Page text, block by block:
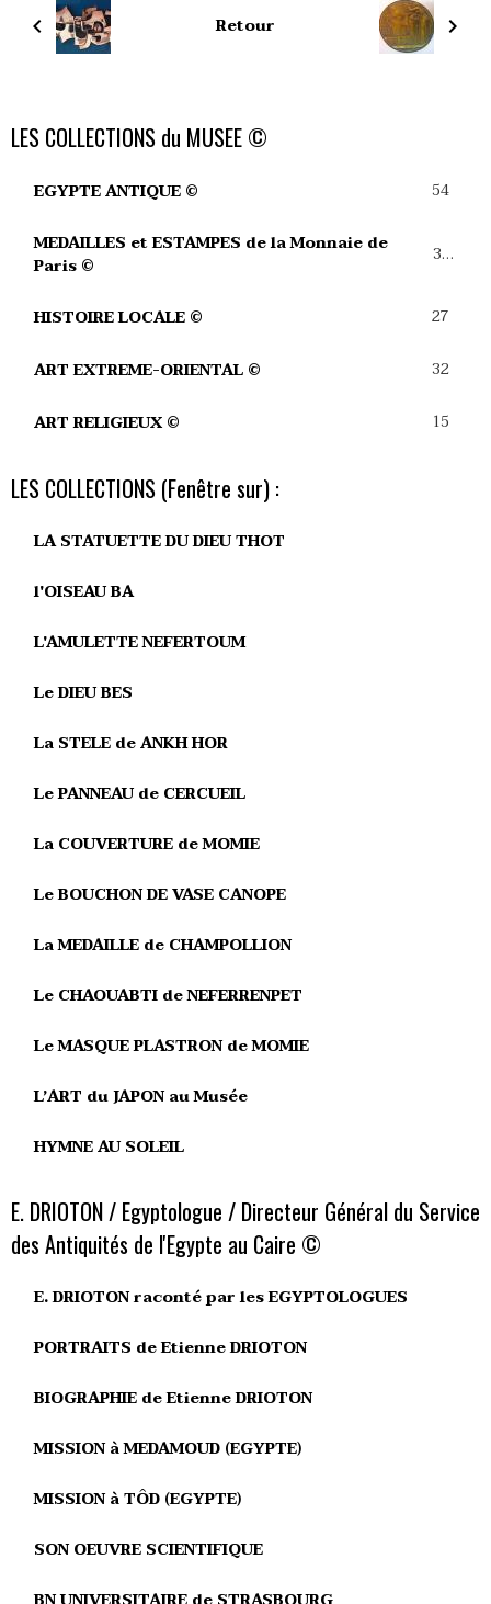
Retour
LES COLLECTIONS du MUSEE ©
EGYPTE ANTIQUE © 54
MEDAILLES et ESTAMPES de la Monnaie de
Paris ©
39
HISTOIRE LOCALE © 27
ART EXTREME-ORIENTAL © 32
ART RELIGIEUX © 15
LES COLLECTIONS (Fenêtre sur) :
LA STATUETTE DU DIEU THOT
l'OISEAU BA
L'AMULETTE NEFERTOUM
Le DIEU BES
La STELE de ANKH HOR
Le PANNEAU de CERCUEIL
La COUVERTURE de MOMIE
Le BOUCHON DE VASE CANOPE
La MEDAILLE de CHAMPOLLION
Le CHAOUABTI de NEFERRENPET
Le MASQUE PLASTRON de MOMIE
L’ART du JAPON au Musée
HYMNE AU SOLEIL
E. DRIOTON / Egyptologue / Directeur Général du Service
des Antiquités de l'Egypte au Caire ©
E. DRIOTON raconté par les EGYPTOLOGUES
PORTRAITS de Etienne DRIOTON
BIOGRAPHIE de Etienne DRIOTON
MISSION à MEDAMOUD (EGYPTE)
MISSION à TÔD (EGYPTE)
SON OEUVRE SCIENTIFIQUE